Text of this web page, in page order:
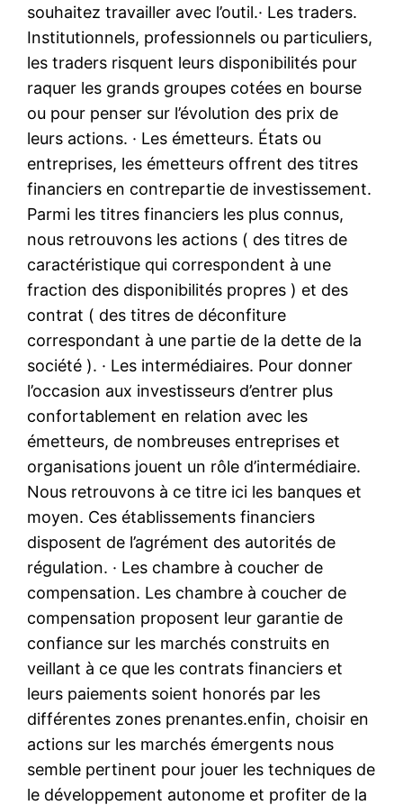
souhaitez travailler avec l’outil.· Les traders.
Institutionnels, professionnels ou particuliers,
les traders risquent leurs disponibilités pour
raquer les grands groupes cotées en bourse
ou pour penser sur l’évolution des prix de
leurs actions. · Les émetteurs. États ou
entreprises, les émetteurs offrent des titres
financiers en contrepartie de investissement.
Parmi les titres financiers les plus connus,
nous retrouvons les actions ( des titres de
caractéristique qui correspondent à une
fraction des disponibilités propres ) et des
contrat ( des titres de déconfiture
correspondant à une partie de la dette de la
société ). · Les intermédiaires. Pour donner
l’occasion aux investisseurs d’entrer plus
confortablement en relation avec les
émetteurs, de nombreuses entreprises et
organisations jouent un rôle d’intermédiaire.
Nous retrouvons à ce titre ici les banques et
moyen. Ces établissements financiers
disposent de l’agrément des autorités de
régulation. · Les chambre à coucher de
compensation. Les chambre à coucher de
compensation proposent leur garantie de
confiance sur les marchés construits en
veillant à ce que les contrats financiers et
leurs paiements soient honorés par les
différentes zones prenantes.enfin, choisir en
actions sur les marchés émergents nous
semble pertinent pour jouer les techniques de
le développement autonome et profiter de la